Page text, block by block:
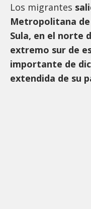
Los migrantes
Metropolitana de
Sula, en el norte
extremo sur de
importante de
extendida de su